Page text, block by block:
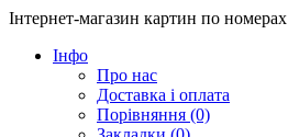
Інтернет-магазин картин по номерах
Iнфо
Про нас
Доставка і оплата
Порівняння (0)